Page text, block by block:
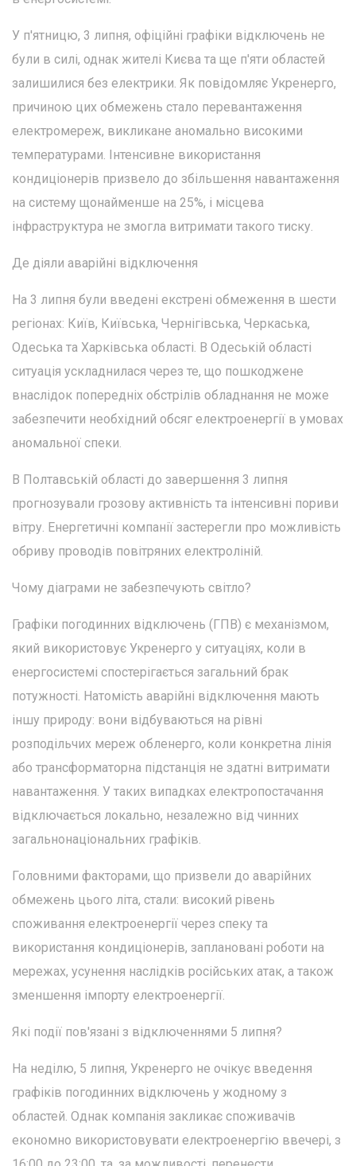
У п'ятницю, 3 липня, офіційні графіки відключень не
були в силі, однак жителі Києва та ще п'яти областей
залишилися без електрики. Як повідомляє Укренерго,
причиною цих обмежень стало перевантаження
електромереж, викликане аномально високими
температурами. Інтенсивне використання
кондиціонерів призвело до збільшення навантаження
на систему щонайменше на 25%, і місцева
інфраструктура не змогла витримати такого тиску.
Де діяли аварійні відключення
На 3 липня були введені екстрені обмеження в шести
регіонах: Київ, Київська, Чернігівська, Черкаська,
Одеська та Харківська області. В Одеській області
ситуація ускладнилася через те, що пошкоджене
внаслідок попередніх обстрілів обладнання не може
забезпечити необхідний обсяг електроенергії в умовах
аномальної спеки.
В Полтавській області до завершення 3 липня
прогнозували грозову активність та інтенсивні пориви
вітру. Енергетичні компанії застерегли про можливість
обриву проводів повітряних електроліній.
Чому діаграми не забезпечують світло?
Графіки погодинних відключень (ГПВ) є механізмом,
який використовує Укренерго у ситуаціях, коли в
енергосистемі спостерігається загальний брак
потужності. Натомість аварійні відключення мають
іншу природу: вони відбуваються на рівні
розподільчих мереж обленерго, коли конкретна лінія
або трансформаторна підстанція не здатні витримати
навантаження. У таких випадках електропостачання
відключається локально, незалежно від чинних
загальнонаціональних графіків.
Головними факторами, що призвели до аварійних
обмежень цього літа, стали: високий рівень
споживання електроенергії через спеку та
використання кондиціонерів, заплановані роботи на
мережах, усунення наслідків російських атак, а також
зменшення імпорту електроенергії.
Які події пов'язані з відключеннями 5 липня?
На неділю, 5 липня, Укренерго не очікує введення
графіків погодинних відключень у жодному з
областей. Однак компанія закликає споживачів
економно використовувати електроенергію ввечері, з